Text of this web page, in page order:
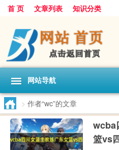
首 页 文章列表 知识分类
网站导航
> 作者“wc”的文章
wcba
篮vs